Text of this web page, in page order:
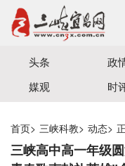
宜昌三峡融媒体中心主
头条 政
媒观
时
首页> 三峡科教> 动态>
三峡高中高一年级